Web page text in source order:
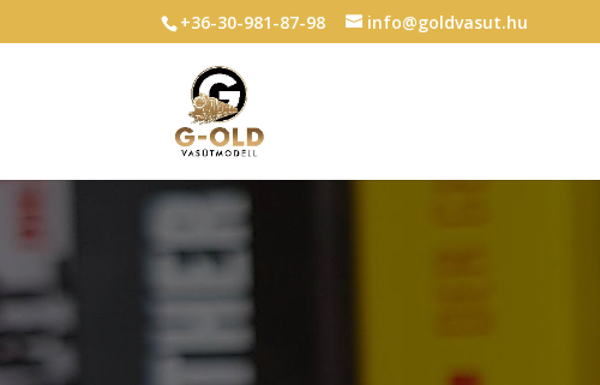
+36-30-981-87-98 info@goldvasut.hu